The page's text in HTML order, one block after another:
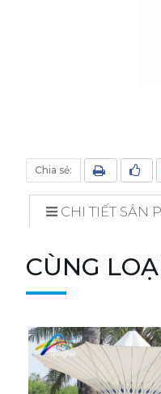
Chia sẻ:
CHI TIẾT SẢN
CÙNG